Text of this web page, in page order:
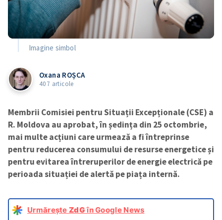
Imagine simbol
Oxana ROȘCA
407 articole
Membrii Comisiei pentru Situații Excepționale (CSE) a
R. Moldova au aprobat, în ședința din 25 octombrie,
mai multe acțiuni care urmează a fi întreprinse
pentru reducerea consumului de resurse energetice și
pentru evitarea întreruperilor de energie electrică pe
perioada situației de alertă pe piața internă.
Urmărește ZdGîn Google News